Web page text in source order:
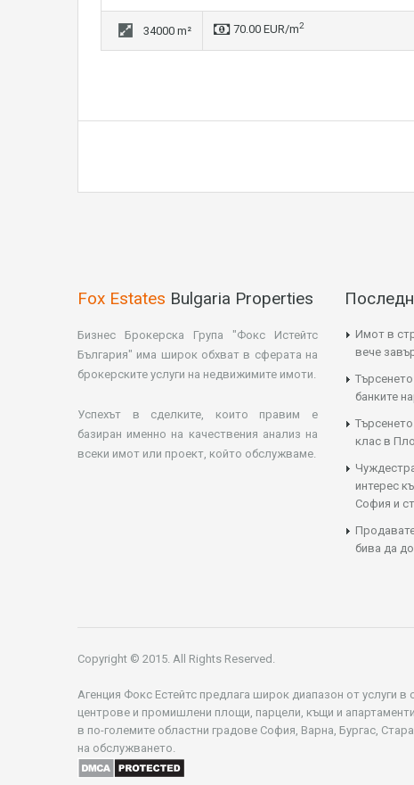
34000 m² 70.00 EUR/m2
Fox Estates Bulgaria Properties
Бизнес Брокерска Група "Фокс Истейтс
България" има широк обхват в сферата на
брокерските услуги на недвижимите имоти.
Успехът в сделките, които правим е
базиран именно на качествения анализ на
всеки имот или проект, който обслужваме.
Имот в
вече
банките
клас в
интерес
София и
бива да
Copyright © 2015. All Rights Reserved.
Агенция Фокс Естейтс предлага широк диапазон от услуги
центрове и промишлени площи, парцели, къщи и
в по-големите областни градове София, Варна, Бургас,
на обслужването.